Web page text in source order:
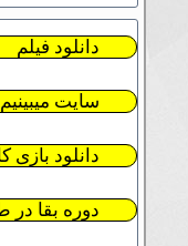
دانلود فیلم
سایت میبینیم
دانلود بازی
دوره بقا در